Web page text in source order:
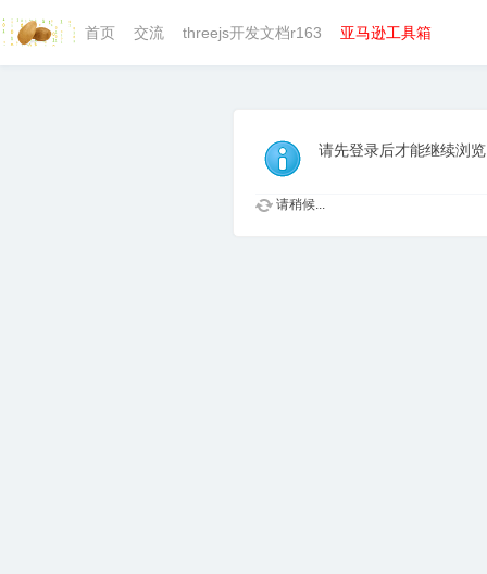
首页 交流 threejs开发文档r163 亚马逊工具箱
请先登录后才能继续浏览
请稍候...